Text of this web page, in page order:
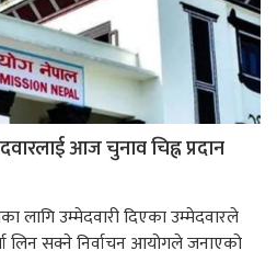
आज चुनाव चिह्न प्रदान
लागि उम्मेदवारी दिएका उम्मेदवारले
लिन सक्ने निर्वाचन आयोगले जनाएको